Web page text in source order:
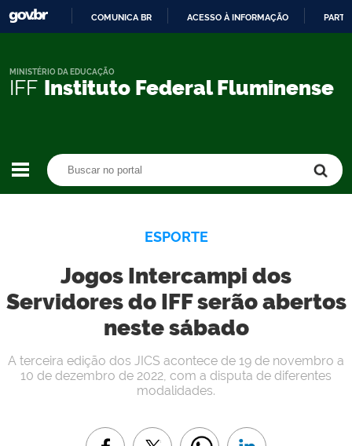
CONTEÚDO
COMUNICA BR ACESSO À INFORMAÇÃO
IFF Instituto Federal Fluminense
MINISTÉRIO DA EDUCAÇÃO
ESPORTE
Jogos Intercampi dos
Servidores do IFF serão abertos
neste sábado
A terceira edição dos JICS acontece de 19 de novembro a
10 de dezembro de 2022, com a disputa de diferentes
modalidades.